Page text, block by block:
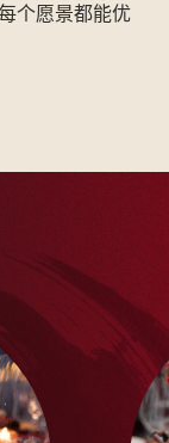
个愿景都能优